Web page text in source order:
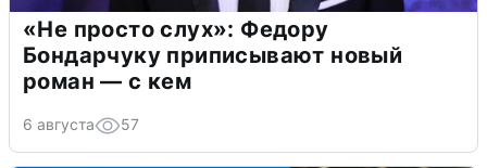
«Не просто слух»: Федору
Бондарчуку приписывают новый
роман — с кем
6 августа 57